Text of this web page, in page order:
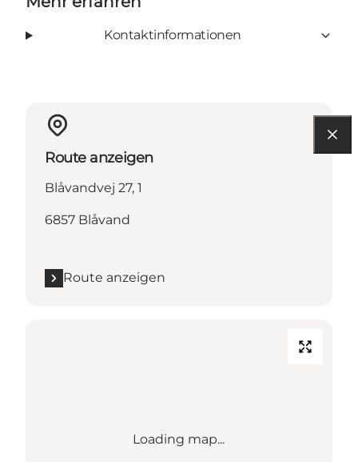
Kontaktinformationen
Route anzeigen
Blåvandvej 27, 1
6857 Blåvand
Route anzeigen
Loading map...